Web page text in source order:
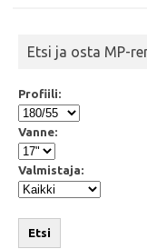
Etsi ja osta MP-
Profiili:
Vanne:
Valmistaja:
Etsi